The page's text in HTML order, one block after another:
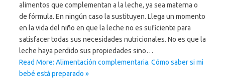
alimentos que complementan a la leche, ya sea materna o
de fórmula. En ningún caso la sustituyen. Llega un momento
en la vida del niño en que la leche no es suficiente para
satisfacer todas sus necesidades nutricionales. No es que la
leche haya perdido sus propiedades sino…
Read More: Alimentación complementaria. Cómo saber si mi
bebé está preparado »